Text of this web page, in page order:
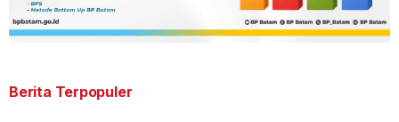
Berita Terpopuler